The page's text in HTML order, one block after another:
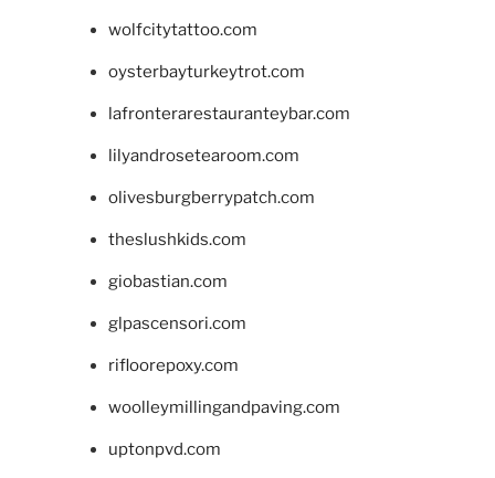
wolfcitytattoo.com
oysterbayturkeytrot.com
lafronterarestauranteybar.com
lilyandrosetearoom.com
olivesburgberrypatch.com
theslushkids.com
giobastian.com
glpascensori.com
rifloorepoxy.com
woolleymillingandpaving.com
uptonpvd.com